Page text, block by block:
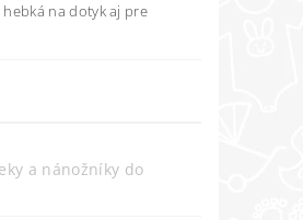
hebká na dotyk aj pre
a nánožníky do